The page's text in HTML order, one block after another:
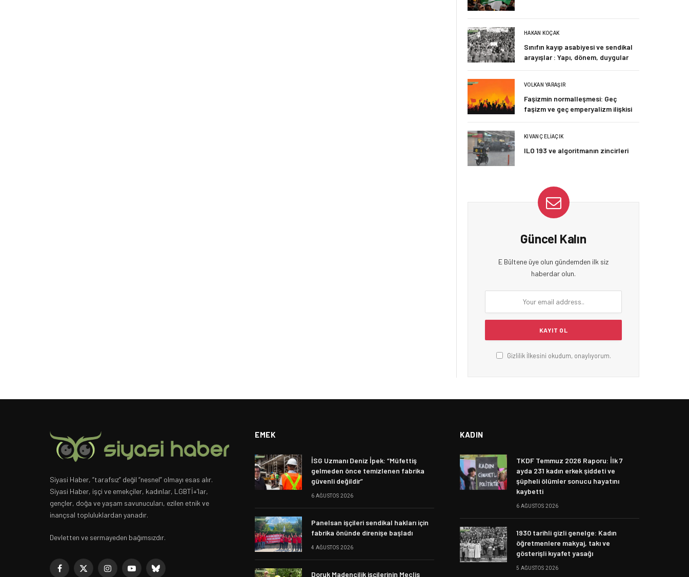
HAKAN KOÇAK
Sınıfın kayıp asabiyesi ve sendikal
arayışlar : Yapı, dönem, duygular
VOLKAN YARAŞIR
Faşizmin normalleşmesi: Geç
faşizm ve geç emperyalizm ilişkisi
KIVANÇ ELIAÇIK
ILO 193 ve algoritmanın zincirleri
Güncel Kalın
E Bültene üye olun gündemden ilk siz
haberdar olun.
Gizlilik İlkesini okudum, onaylıyorum.
Siyasi Haber, “tarafsız” değil “nesnel” olmayı esas alır.
Siyasi Haber, işçi ve emekçiler, kadınlar, LGBTİ+’lar,
gençler, doğa ve yaşam savunucuları, ezilen etnik ve
inançsal topluluklardan yanadır.
Devletten ve sermayeden bağımsızdır.
Facebook
X InstagramYouTubeBluesky
EMEK
İSG Uzmanı Deniz İpek: “Müfettiş
gelmeden önce temizlenen fabrika
güvenli değildir”
6 AĞUSTOS 2026
Panelsan işçileri sendikal hakları için
fabrika önünde direnişe başladı
4 AĞUSTOS 2026
Doruk Madencilik işçilerinin Meclis
KADIN
TKDF Temmuz 2026 Raporu: İlk 7
ayda 231 kadın erkek şiddeti ve
şüpheli ölümler sonucu hayatını
kaybetti
6 AĞUSTOS 2026
1930 tarihli gizli genelge: Kadın
öğretmenlere makyaj, takı ve
gösterişli kıyafet yasağı
5 AĞUSTOS 2026